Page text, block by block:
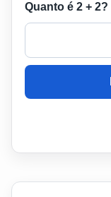
Quanto é 2 + 2?